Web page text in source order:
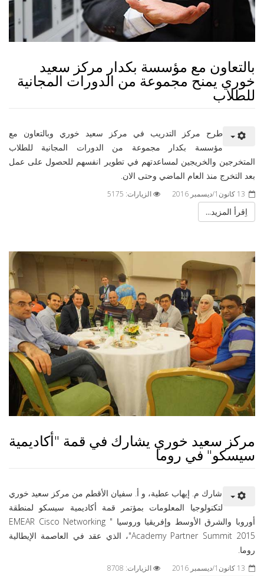
بالتعاون مع مؤسسة بكدار مركز سعيد
خوري يمنح مجموعة من الدورات المجانية
للطلاب
طرح مركز التدريب في مركز سعيد خوري وبالتعاون مع
مؤسسة بكدار مجموعة من الدورات المجانية للطلاب
المتخرجين والخريجين لمساعدتهم في تطوير انفسهم للحصول على عمل
بعد التخرج منذ العام الماضي وحتى الان.
13 كانون1/ديسمبر 2016 الزيارات: 5175
اِقرأ المزيد...
مركز سعيد خوري يشارك في قمة "أكاديمية
سيسكو" في روما
شارك م. إيهاب عطية، و أ. سفيان الأقطم من مركز سعيد خوري
لتكنولوجيا المعلومات بمؤتمر قمة أكاديمية سيسكو لمنطقة
أوروبا والشرق الأوسط وإفريقيا وروسيا " EMEAR Cisco Networking
Academy Partner Summit 2015"، الذي عقد في العاصمة الإيطالية
روما.
13 كانون1/ديسمبر 2016 الزيارات: 8708